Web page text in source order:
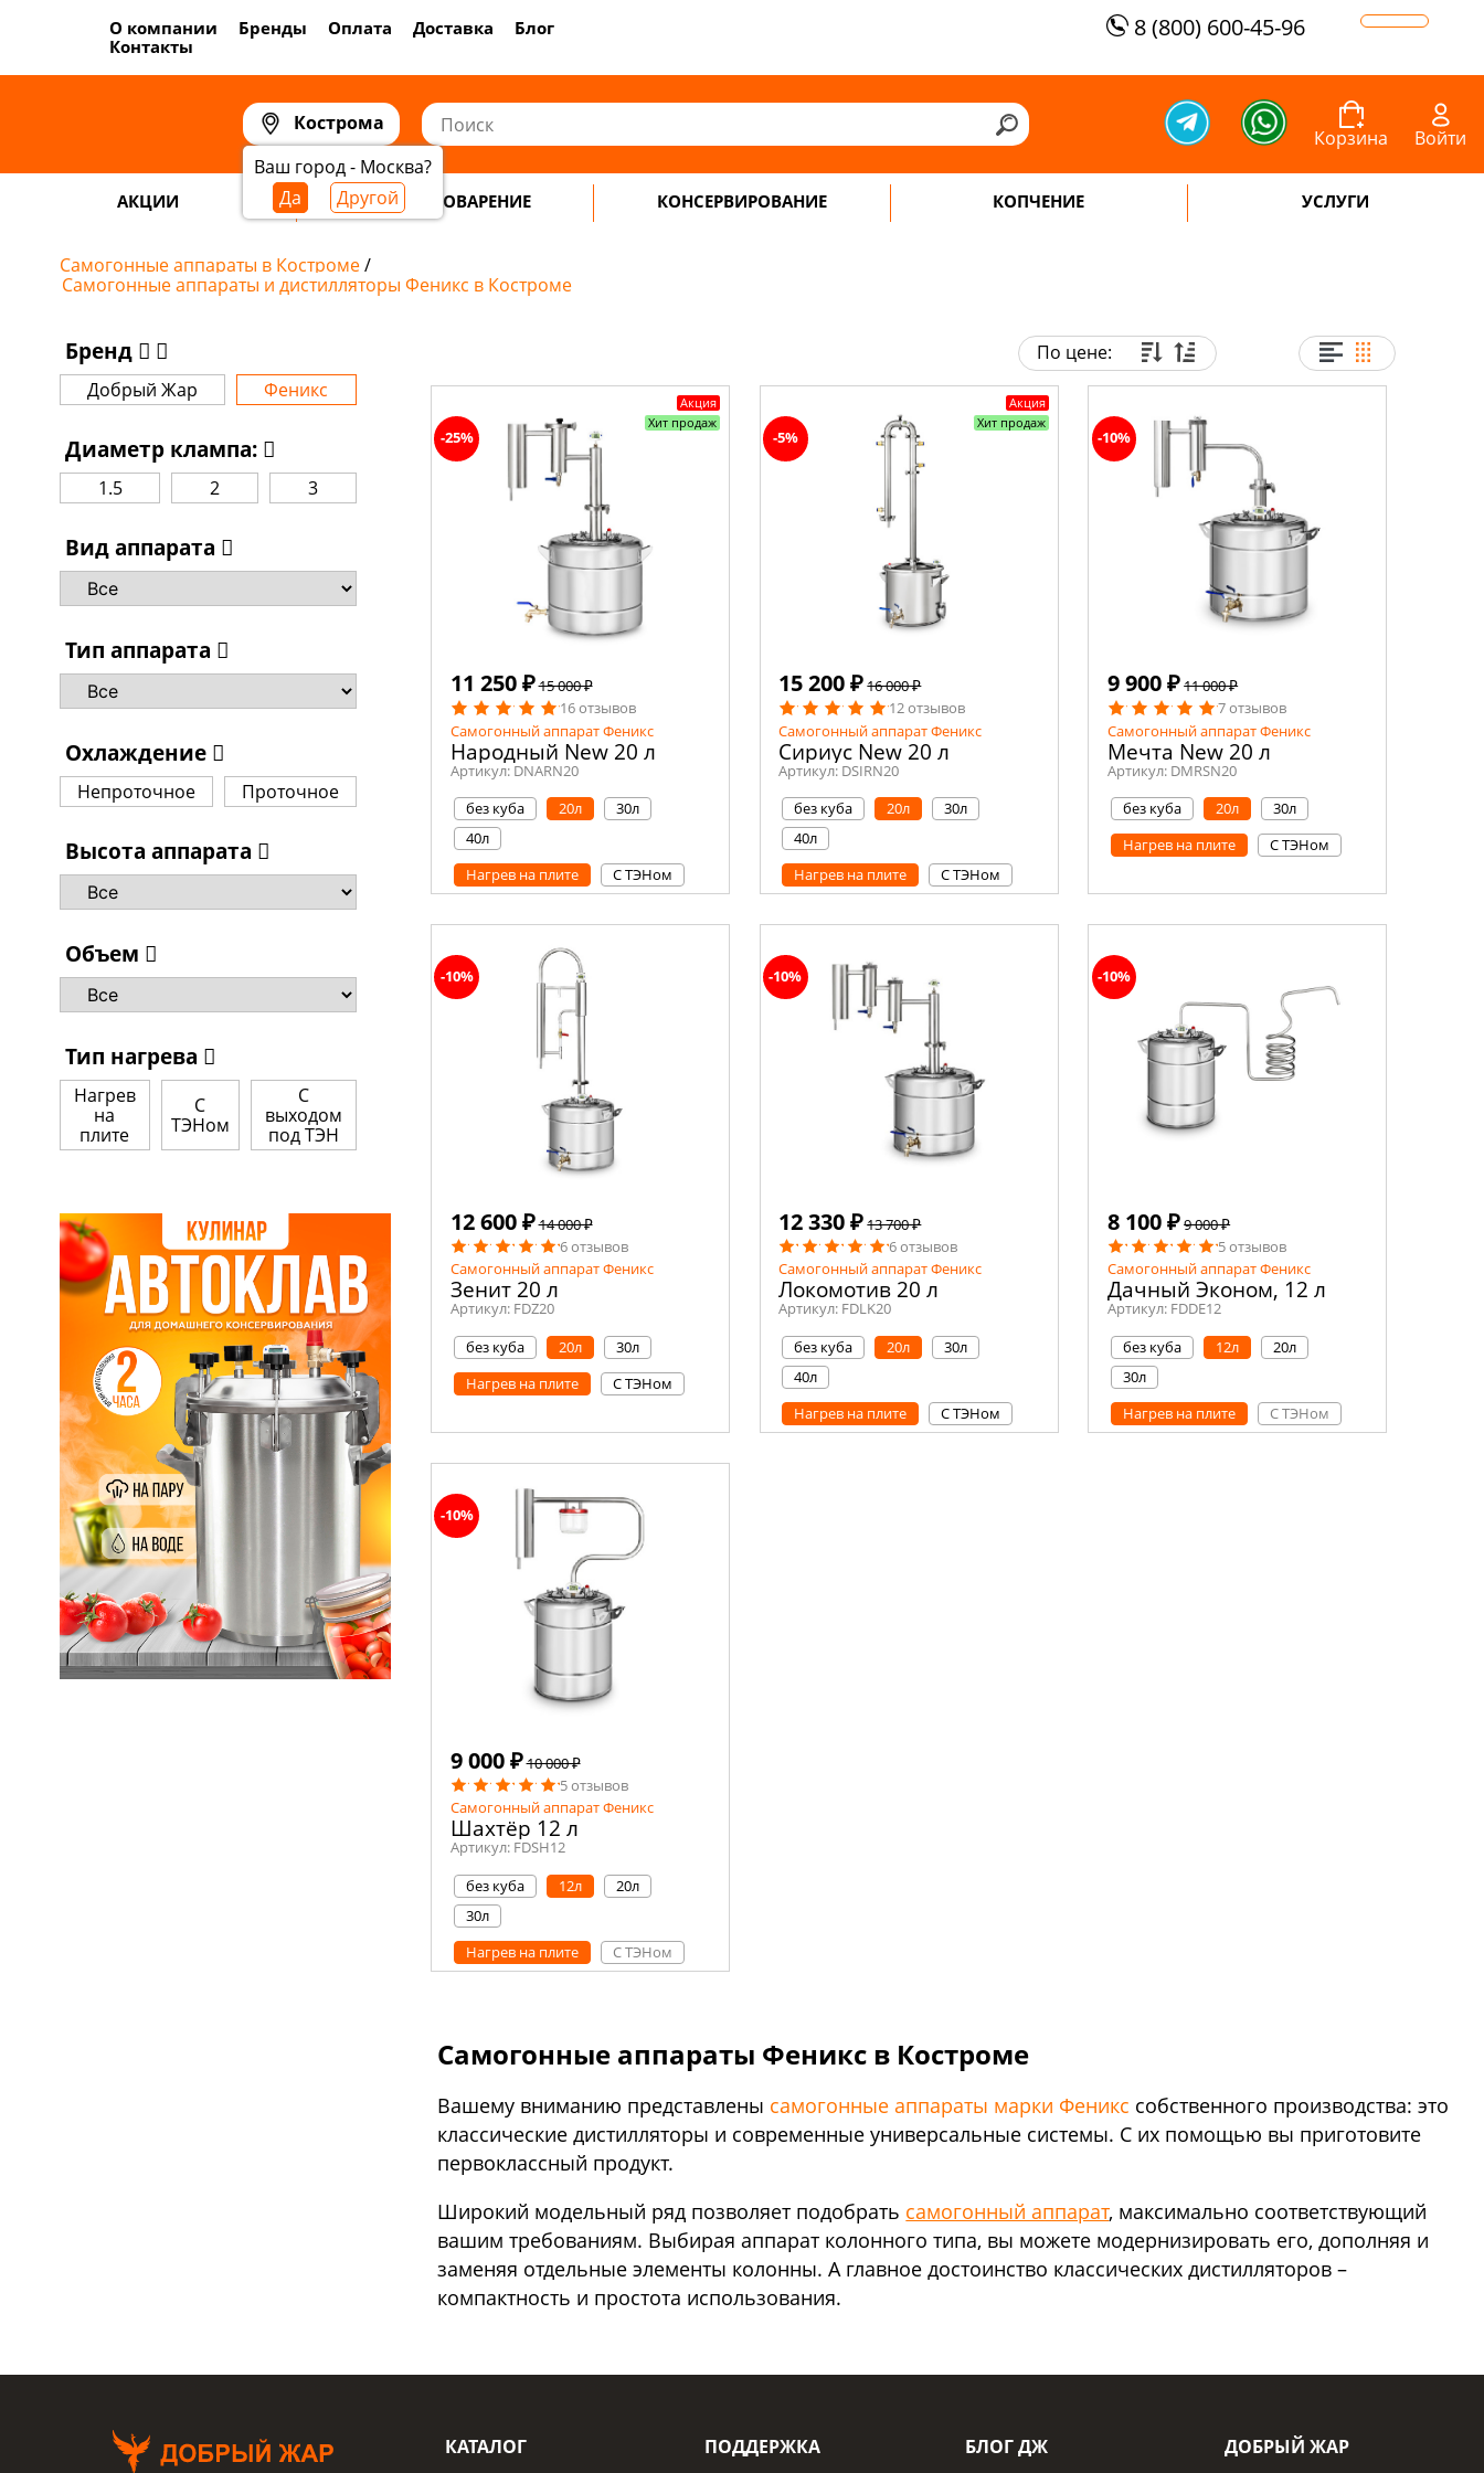
О компании Бренды Оплата Доставка
Блог
Контакты
8 (800) 600-45-96
Ваш город - Москва?
Да
Другой
Кострома
Корзина Войти
АКЦИИ САМОГОНОВАРЕНИЕ КОНСЕРВИРОВАНИЕ КОПЧЕНИЕ УСЛУГИ
Самогонные аппараты в Костроме/
Самогонные аппараты и дистилляторы Феникс в Костроме
Бренд
Добрый Жар Феникс
Диаметр клампа:
1.5 2 3
Вид аппарата
Тип аппарата
Охлаждение
Непроточное Проточное
Высота аппарата
Объем
Тип нагрева
Нагрев
на
плите
С
ТЭНом
С
выходом
под ТЭН
По цене:
Акция
Хит продаж
11 250 ₽15 000 ₽
16 отзывов
Самогонный аппарат Феникс
Народный New 20 л
Артикул: DNARN20
-25%
без куба 20л
30л
40л
Нагрев на плите
С ТЭНом
Акция
Хит продаж
15 200 ₽16 000 ₽
12 отзывов
Самогонный аппарат Феникс
Сириус New 20 л
Артикул: DSIRN20
-5%
без куба 20л
30л
40л
Нагрев на плите
С ТЭНом
9 900 ₽11 000 ₽
7 отзывов
Самогонный аппарат Феникс
Мечта New 20 л
Артикул: DMRSN20
-10%
без куба 20л
30л
Нагрев на плите
С ТЭНом
12 600 ₽14 000 ₽
6 отзывов
Самогонный аппарат Феникс
Зенит 20 л
Артикул: FDZ20
-10%
без куба 20л
30л
Нагрев на плите
С ТЭНом
12 330 ₽13 700 ₽
6 отзывов
Самогонный аппарат Феникс
Локомотив 20 л
Артикул: FDLK20
-10%
без куба 20л
30л
40л
Нагрев на плите
С ТЭНом
8 100 ₽9 000 ₽
5 отзывов
Самогонный аппарат Феникс
Дачный Эконом, 12 л
Артикул: FDDE12
-10%
без куба 12л
20л
30л
Нагрев на плите
С ТЭНом
9 000 ₽10 000 ₽
5 отзывов
Самогонный аппарат Феникс
Шахтёр 12 л
Артикул: FDSH12
-10%
без куба 12л
20л
30л
Нагрев на плите
С ТЭНом
Самогонные аппараты Феникс в Костроме
Вашему вниманию представлены самогонные аппараты марки Феникс собственного производства: это
классические дистилляторы и современные универсальные системы. С их помощью вы приготовите
первоклассный продукт.
Широкий модельный ряд позволяет подобрать самогонный аппарат, максимально соответствующий
вашим требованиям. Выбирая аппарат колонного типа, вы можете модернизировать его, дополняя и
заменяя отдельные элементы колонны. А главное достоинство классических дистилляторов –
компактность и простота использования.
КАТАЛОГ ПОДДЕРЖКА БЛОГ ДЖ ДОБРЫЙ ЖАР